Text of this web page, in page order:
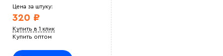
Цена за штуку:
320 ₽
Купить в 1 клик
Купить оптом